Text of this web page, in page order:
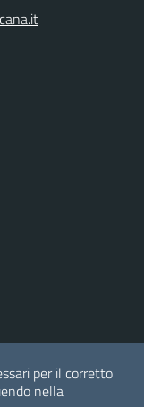
per il corretto
nella